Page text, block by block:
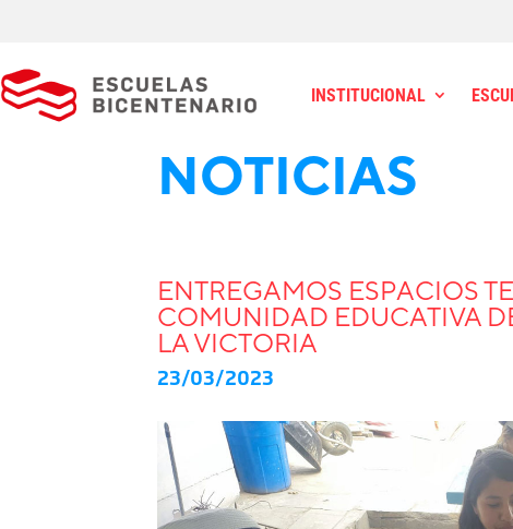
INSTITUCIONAL
NOTICIAS
ENTREGAMOS ESPACIOS
COMUNIDAD EDUCATIVA
LA VICTORIA
23/03/2023